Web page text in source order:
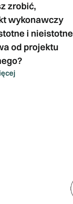
zrobić,
wykonawczy
i nieistotne
od projektu